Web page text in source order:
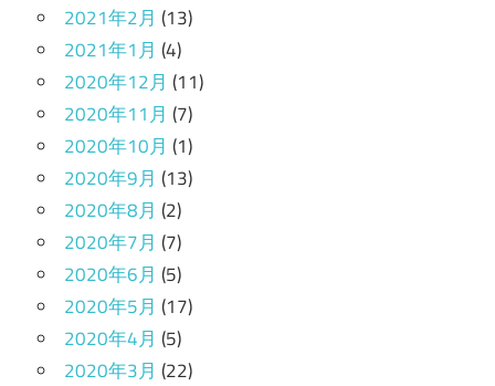
2021年2月 (13)
2021年1月 (4)
2020年12月 (11)
2020年11月 (7)
2020年10月 (1)
2020年9月 (13)
2020年8月 (2)
2020年7月 (7)
2020年6月 (5)
2020年5月 (17)
2020年4月 (5)
2020年3月 (22)